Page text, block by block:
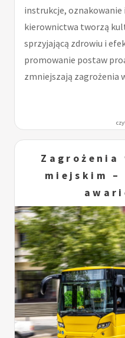
instrukcje, oznakowanie
kierownictwa tworzą
sprzyjającą zdrowiu i
promowanie postaw
zmniejszają zagrożenia
miejskim –